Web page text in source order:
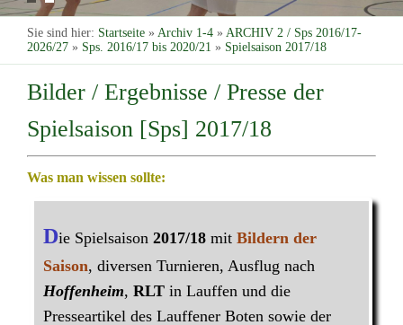
Sie sind hier: Startseite » Archiv 1-4 » ARCHIV 2 / Sps 2016/17-
2026/27 » Sps. 2016/17 bis 2020/21 » Spielsaison 2017/18
Bilder / Ergebnisse / Presse der
Spielsaison [Sps] 2017/18
Was man wissen sollte:
Die Spielsaison 2017/18 mit Bildern der
Saison, diversen Turnieren, Ausflug nach
Hoffenheim, RLT in Lauffen und die
Presseartikel des Lauffener Boten sowie der